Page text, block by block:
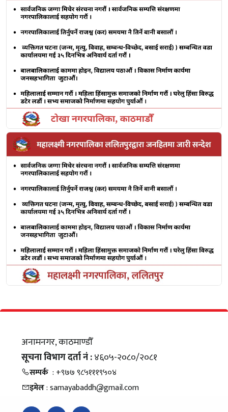
अनामनगर, काठमाण्डौँ
सूचना विभाग दर्ता नं :४६०५-२०८०/२०८१
सम्पर्क : +९७७ ९८५१११९५०४
इमेल: samayabaddh@gmail.com